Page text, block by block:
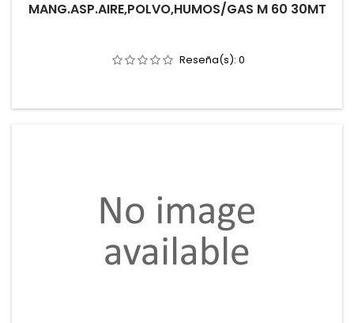
MANG.ASP.AIRE,POLVO,HUMOS/GAS M 60 30MT
Reseña(s): 0